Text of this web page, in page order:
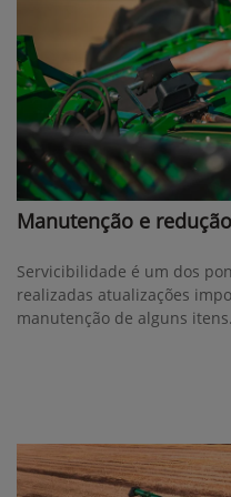
Manutenção e
Servicibilidade é um dos
realizadas atualizações
manutenção de alguns itens.